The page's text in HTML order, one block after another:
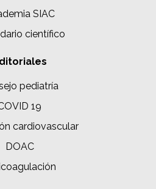
SIAC
científico
pediatría
19
cardiovascular
DOAC